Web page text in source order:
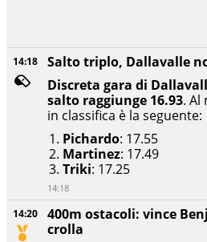
14:20
400m ostacoli: vince
crolla
14:18
Salto triplo, Dallavalle
Discreta gara di
salto raggiunge 16.93. Al
in classifica è la seguente:
Pichardo: 17.55
Martinez: 17.49
Triki: 17.25
14:18